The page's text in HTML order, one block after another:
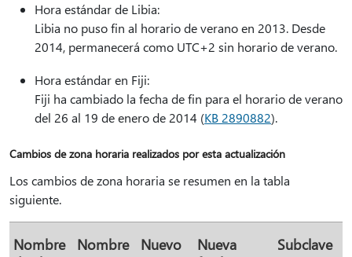
Hora estándar de Libia:
Libia no puso fin al horario de verano en 2013. Desde
2014, permanecerá como UTC+2 sin horario de verano.
Hora estándar en Fiji:
Fiji ha cambiado la fecha de fin para el horario de verano
del 26 al 19 de enero de 2014 (KB 2890882).
Cambios de zona horaria realizados por esta actualización
Los cambios de zona horaria se resumen en la tabla
siguiente.
Nombre
Nombre
Nuevo
Nueva
Subclave